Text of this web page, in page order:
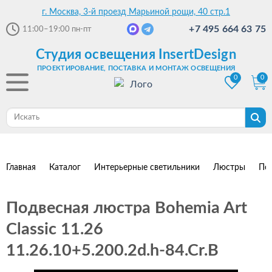
г. Москва, 3-й проезд Марьиной рощи, 40 стр.1
11:00–19:00 пн-пт +7 495 664 63 75
Студия освещения InsertDesign
ПРОЕКТИРОВАНИЕ, ПОСТАВКА И МОНТАЖ ОСВЕЩЕНИЯ
0
0
Главная Каталог Интерьерные светильники Люстры
Подвесная люстра Bohemia Art
Classic 11.26
11.26.10+5.200.2d.h-84.Cr.B